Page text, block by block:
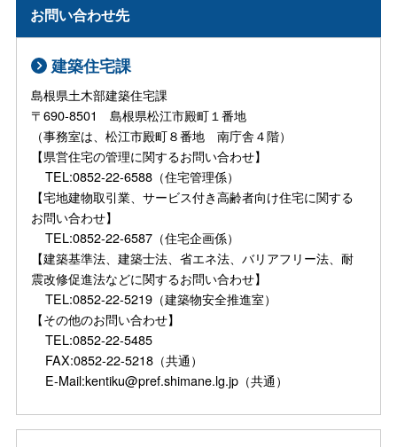
お問い合わせ先
建築住宅課
島根県土木部建築住宅課
〒690-8501 島根県松江市殿町１番地
（事務室は、松江市殿町８番地 南庁舎４階）
【県営住宅の管理に関するお問い合わせ】
TEL:0852-22-6588（住宅管理係）
【宅地建物取引業、サービス付き高齢者向け住宅に関する
お問い合わせ】
TEL:0852-22-6587（住宅企画係）
【建築基準法、建築士法、省エネ法、バリアフリー法、耐
震改修促進法などに関するお問い合わせ】
TEL:0852-22-5219（建築物安全推進室）
【その他のお問い合わせ】
TEL:0852-22-5485
FAX:0852-22-5218（共通）
E-Mail:kentiku@pref.shimane.lg.jp（共通）